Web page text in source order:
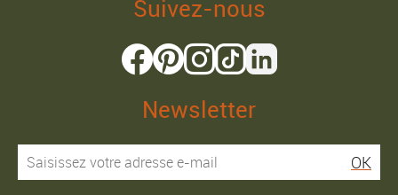
Suivez-nous
Newsletter
OK